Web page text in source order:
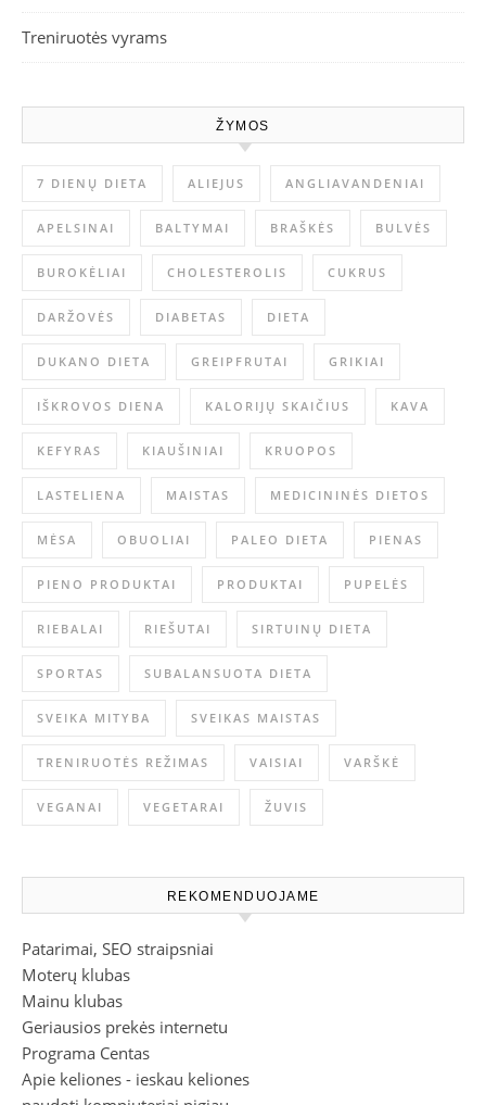
Treniruotės vyrams
ŽYMOS
7 DIENŲ DIETA ALIEJUS ANGLIAVANDENIAI
APELSINAI BALTYMAI BRAŠKĖS BULVĖS
BUROKĖLIAI CHOLESTEROLIS CUKRUS
DARŽOVĖS DIABETAS DIETA
DUKANO DIETA GREIPFRUTAI GRIKIAI
IŠKROVOS DIENA KALORIJŲ SKAIČIUS KAVA
KEFYRAS KIAUŠINIAI KRUOPOS
LASTELIENA MAISTAS MEDICININĖS DIETOS
MĖSA OBUOLIAI PALEO DIETA PIENAS
PIENO PRODUKTAI PRODUKTAI PUPELĖS
RIEBALAI RIEŠUTAI SIRTUINŲ DIETA
SPORTAS SUBALANSUOTA DIETA
SVEIKA MITYBA SVEIKAS MAISTAS
TRENIRUOTĖS REŽIMAS VAISIAI VARŠKĖ
VEGANAI VEGETARAI ŽUVIS
REKOMENDUOJAME
Patarimai, SEO straipsniai
Moterų klubas
Mainu klubas
Geriausios prekės internetu
Programa Centas
Apie keliones - ieskau keliones